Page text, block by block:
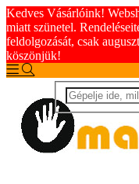
Kedves Vásárlóink!
miatt szünetel.
feldolgozását, csak
köszönjük!